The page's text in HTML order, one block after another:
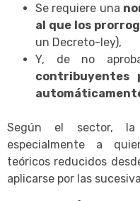
Se requiere una
al que los
un Decreto-ley),
Y, de no
contribuyentes
Según el sector, la
especialmente a
teóricos reducidos
aplicarse por las